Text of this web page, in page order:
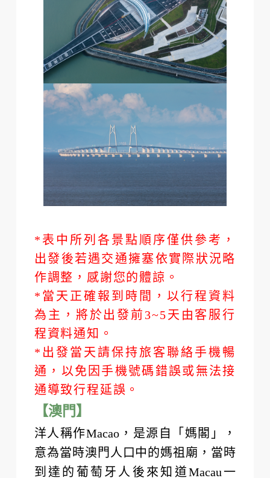
*表中所列各景點順序僅供參考，
出發後若遇交通擁塞依實際狀況略
*當天正確報到時間，以行程資料
為主，將於出發前3~5天由客服行